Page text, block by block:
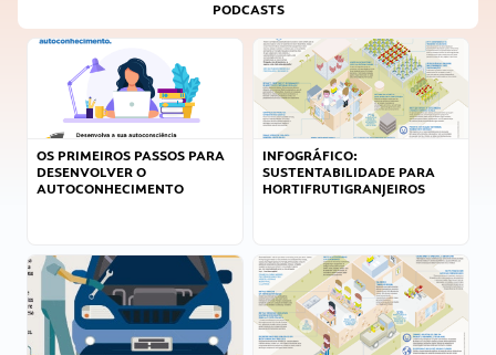
PODCASTS
OS PRIMEIROS PASSOS PARA
DESENVOLVER O
AUTOCONHECIMENTO
INFOGRÁFICO:
SUSTENTABILIDADE PARA
HORTIFRUTIGRANJEIROS